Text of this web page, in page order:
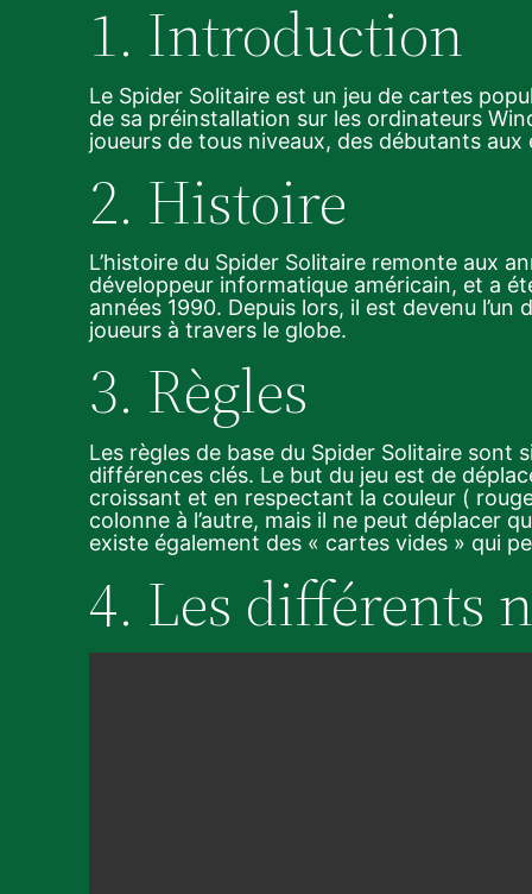
1. Introduction
Le Spider Solitaire est un jeu de cartes
de sa préinstallation sur les ordinateurs
joueurs de tous niveaux, des débutants aux
2. Histoire
L’histoire du Spider Solitaire remonte aux
développeur informatique américain, et a
années 1990. Depuis lors, il est devenu
joueurs à travers le globe.
3. Règles
Les règles de base du Spider Solitaire sont
différences clés. Le but du jeu est de
croissant et en respectant la couleur (
colonne à l’autre, mais il ne peut déplacer
existe également des « cartes vides » qui
4. Les différents